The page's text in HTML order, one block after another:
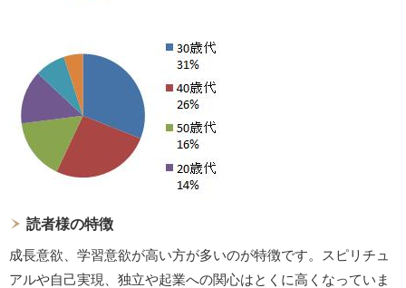
読者様の特徴
成長意欲、学習意欲が高い方が多いのが特徴です。スピリチュ
アルや自己実現、独立や起業への関心はとくに高くなっていま